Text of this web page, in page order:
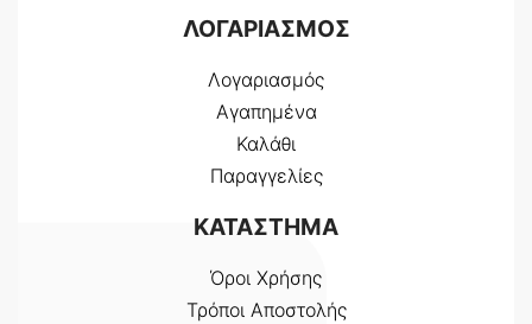
ΛΟΓΑΡΙΑΣΜΟΣ
Λογαριασμός
Αγαπημένα
Καλάθι
Παραγγελίες
ΚΑΤΑΣΤΗΜΑ
Όροι Χρήσης
Τρόποι Αποστολής